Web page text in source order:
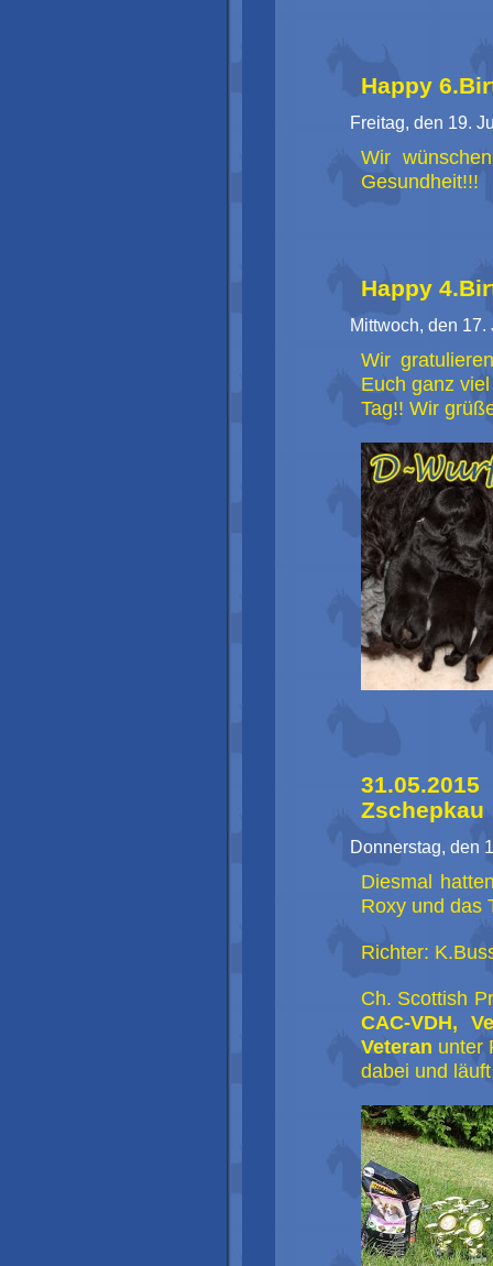
Happy
Freitag, den 19.
Wir
Gesundheit!!!
Happy
Mittwoch, den 17.
Wir
Euch ganz
Tag!! Wir
Zschepkau
Donnerstag, den
Diesmal
Roxy und das
Richter:
Ch. Scottish
CAC-VDH,
Veteran unter
dabei und